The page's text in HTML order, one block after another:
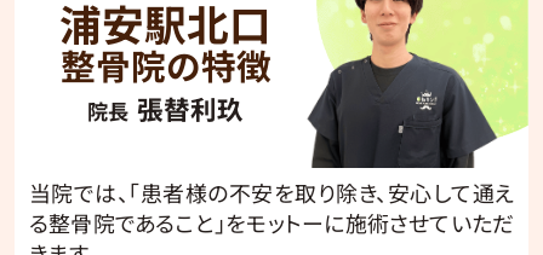
浦安駅北口
整骨院の特徴
院長 張替利玖
当院では、「患者様の不安を取り除き、安心して通え
る整骨院であること」をモットーに施術させていただ